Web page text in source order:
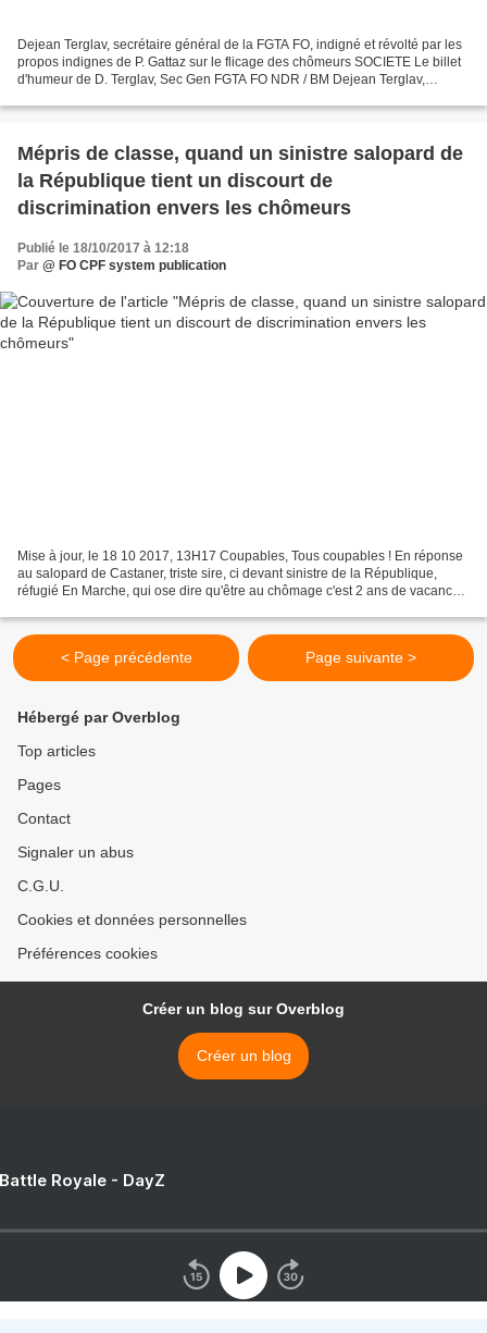
Dejean Terglav, secrétaire général de la FGTA FO, indigné et révolté par les
propos indignes de P. Gattaz sur le flicage des chômeurs SOCIETE Le billet
d'humeur de D. Terglav, Sec Gen FGTA FO NDR / BM Dejean Terglav,
Mépris de classe, quand un sinistre salopard de
la République tient un discourt de
discrimination envers les chômeurs
Publié le 18/10/2017 à 12:18
Par @ FO CPF system publication
Mise à jour, le 18 10 2017, 13H17 Coupables, Tous coupables ! En réponse
au salopard de Castaner, triste sire, ci devant sinistre de la République,
réfugié En Marche, qui ose dire qu'être au chômage c'est 2 ans de vacances
< Page précédente Page suivante >
Hébergé par Overblog
Top articles
Pages
Contact
Signaler un abus
C.G.U.
Cookies et données personnelles
Préférences cookies
Créer un blog sur Overblog
Créer un blog
Royale - DayZ